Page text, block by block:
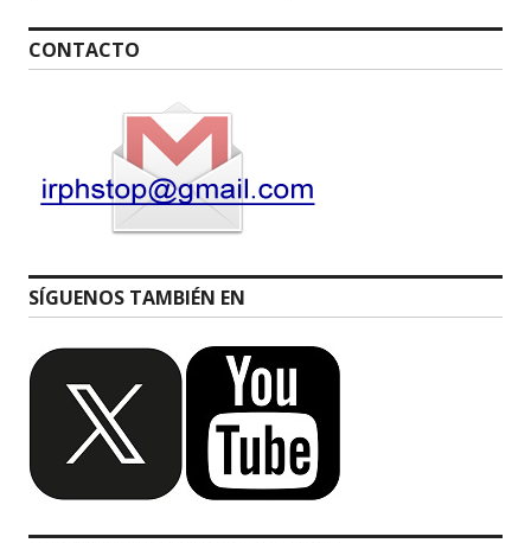
CONTACTO
SÍGUENOS TAMBIÉN EN